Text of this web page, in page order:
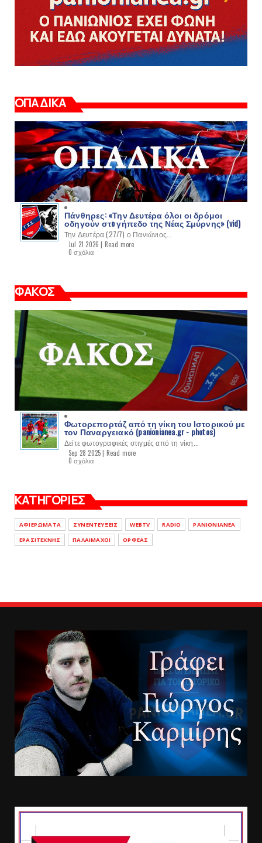
ΟΠΑΔΙΚΑ
Πάνθηρες: «Την Δευτέρα όλοι οι δρόμοι
οδηγούν στo γήπεδο της Νέας Σμύρνης» (vid)
Την Δευτέρα (27/7) ο Πανιώνιος...
Jul 21 2026 | Read more
0 σχόλια
ΦΑΚΟΣ
Φωτορεπορτάζ από τη νίκη του Ιστορικού με
τον Παναργειακό (panionianea.gr - photos)
Δείτε φωτογραφικές στιγμές από τη νίκη...
Sep 28 2025 | Read more
0 σχόλια
ΚΑΤΗΓΟΡΙΕΣ
ΑΦΙΕΡΩΜΑΤΑ ΣΥΝΕΝΤΕΥΞΕΙΣ WEBTV RADIO
PANIONIANEA
ΕΡΑΣΙΤΕΧΝΗΣ
ΠΑΛΑΙΜΑΧΟΙ ΟΡΦΕΑΣ